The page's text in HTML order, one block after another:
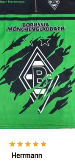
Herrmann